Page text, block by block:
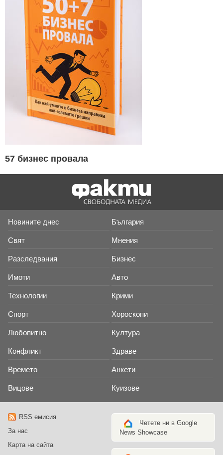
57 бизнес провала
Новините днес България
Свят Мнения
Разследвания Бизнес
Имоти Авто
Технологии Крими
Спорт Хороскопи
Любопитно Култура
Конфликт Здраве
Времето Анкети
Вицове Куизове
RSS емисия
За нас
Карта на сайта
Четете ни в Google
News Showcase